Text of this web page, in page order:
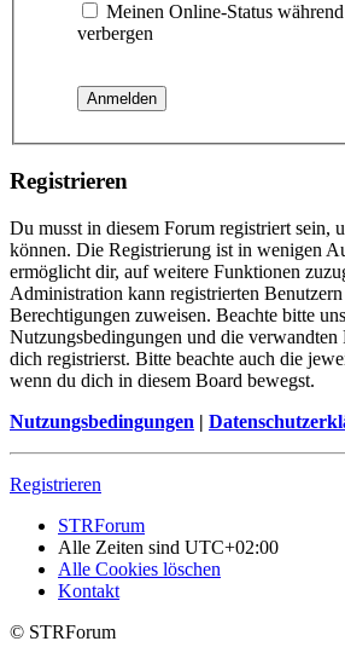
Meinen Online-Status
verbergen
Registrieren
Du musst in diesem Forum registriert sein,
können. Die Registrierung ist in wenigen
ermöglicht dir, auf weitere Funktionen
Administration kann registrierten
Berechtigungen zuweisen. Beachte bitte
Nutzungsbedingungen und die verwandten
dich registrierst. Bitte beachte auch die
wenn du dich in diesem Board bewegst.
Nutzungsbedingungen |
Registrieren
STRForum
Alle Zeiten sind UTC+02:00
Alle Cookies löschen
Kontakt
© STRForum